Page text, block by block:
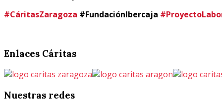
#CáritasZaragoza #FundaciónIbercaja
Enlaces Cáritas
Nuestras redes